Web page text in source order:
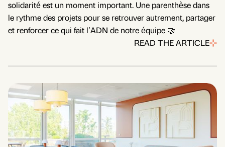
solidarité est un moment important. Une parenthèse dans
le rythme des projets pour se retrouver autrement, partager
et renforcer ce qui fait l’ADN de notre équipe 🤝
READ THE ARTICLE